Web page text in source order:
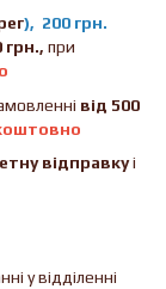
), 200 грн.
грн., при
від 500
відправкуі
у відділенні